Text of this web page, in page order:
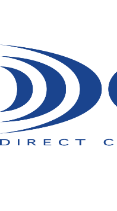
取扱い上
この素材